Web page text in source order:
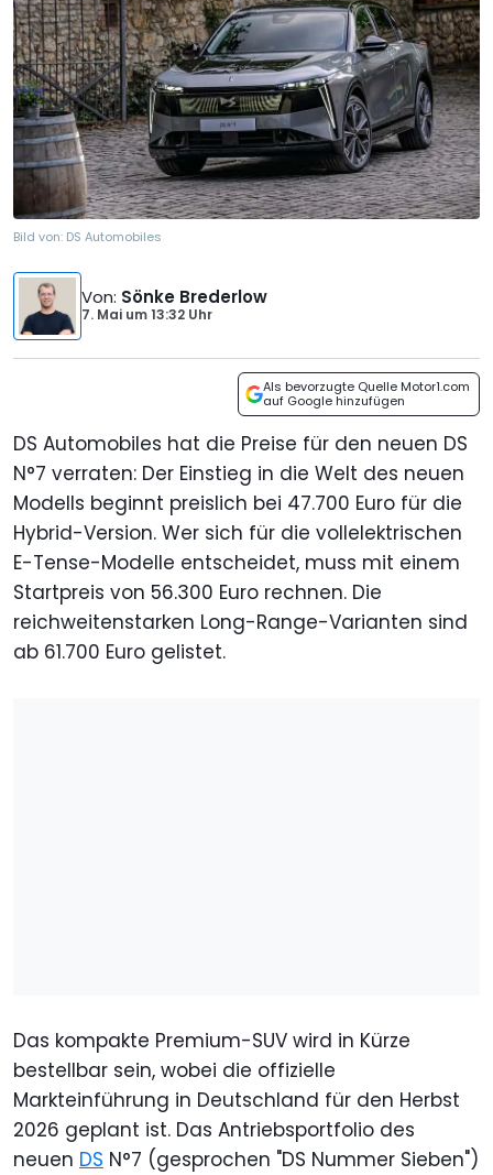
Bild von: DS Automobiles
Von: Sönke Brederlow
7. Mai um13:32 Uhr
Als bevorzugte Quelle Motor1.com
auf Google hinzufügen
DS Automobiles hat die Preise für den neuen DS
N°7 verraten: Der Einstieg in die Welt des neuen
Modells beginnt preislich bei 47.700 Euro für die
Hybrid-Version. Wer sich für die vollelektrischen
E-Tense-Modelle entscheidet, muss mit einem
Startpreis von 56.300 Euro rechnen. Die
reichweitenstarken Long-Range-Varianten sind
ab 61.700 Euro gelistet.
Das kompakte Premium-SUV wird in Kürze
bestellbar sein, wobei die offizielle
Markteinführung in Deutschland für den Herbst
2026 geplant ist. Das Antriebsportfolio des
neuen DS N°7 (gesprochen "DS Nummer Sieben")